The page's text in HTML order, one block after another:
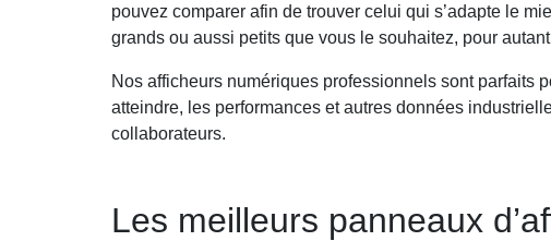
pouvez comparer afin de trouver celui qui s’adapte le
grands ou aussi petits que vous le souhaitez, pour
Nos afficheurs numériques professionnels sont parfaits
atteindre, les performances et autres données
collaborateurs.
Les meilleurs panneaux